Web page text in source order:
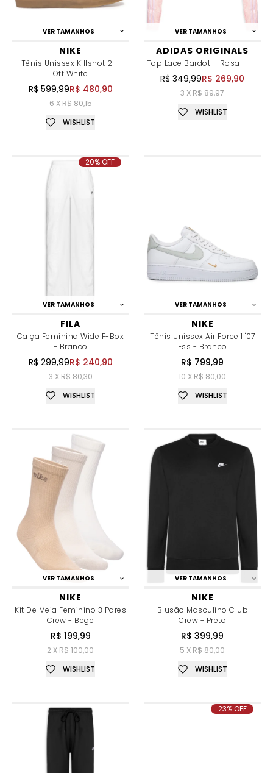
VER TAMANHOS
NIKE
Tênis Unissex Killshot 2 –
Off White
R$ 599,99R$ 480,90
6 X R$ 80,15
WISHLIST
VER TAMANHOS
ADIDAS ORIGINALS
Top Lace Bardot – Rosa
R$ 349,99R$ 269,90
3 X R$ 89,97
WISHLIST
VER TAMANHOS
FILA
Calça Feminina Wide F-Box
- Branco
R$ 299,99R$ 240,90
3 X R$ 80,30
20% OFF
WISHLIST
VER TAMANHOS
NIKE
Tênis Unissex Air Force 1 '07
Ess - Branco
R$ 799,99
10 X R$ 80,00
WISHLIST
VER TAMANHOS
NIKE
Kit De Meia Feminino 3 Pares
Crew - Bege
R$ 199,99
2 X R$ 100,00
WISHLIST
VER TAMANHOS
NIKE
Blusão Masculino Club
Crew - Preto
R$ 399,99
5 X R$ 80,00
WISHLIST
23% OFF